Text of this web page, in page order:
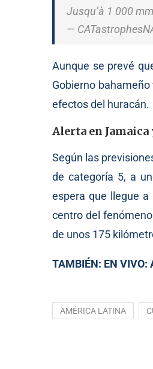
Jusqu’à 1 000
—
Aunque se prevé
Gobierno
efectos del huracán.
Alerta en Jamaica
Según las
de categoría 5, a
espera que llegue
centro del
de unos 175
TAMBIÉN: EN
AMÉRICA LATINA